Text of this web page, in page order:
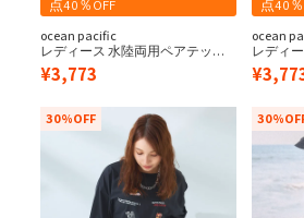
点40％OFF
ocean pacific
レディース 水陸両用ペアテック
スタンク
¥3,773
点40
ocean
レディ
スタンク
¥
30%OFF